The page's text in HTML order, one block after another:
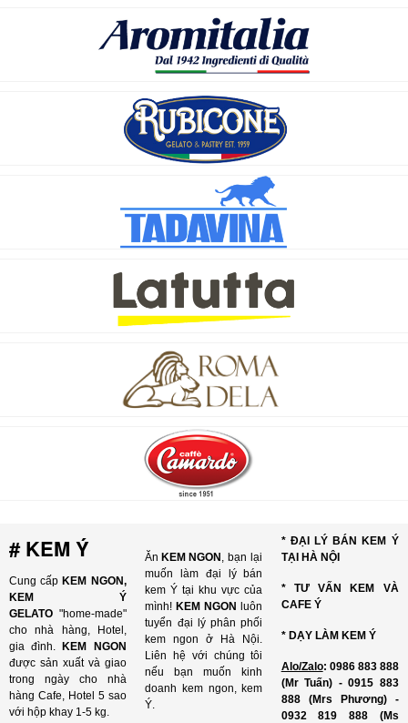
# KEM Ý
Cung cấp KEM NGON,
KEM Ý
GELATO "home-made"
cho nhà hàng, Hotel,
gia đình. KEM NGON
được sản xuất và giao
trong ngày cho nhà
hàng Cafe, Hotel 5 sao
với hộp khay 1-5 kg.
ĂnKEM NGON , bạn lại
muốn làm đại lý bán
kem Ý tại khu vực của
mình!KEM NGON luôn
tuyển đại lý phân phối
kem ngon ở Hà Nội.
Liên hệ với chúng tôi
nếu bạn muốn kinh
doanh kem ngon, kem
Ý.
* ĐẠI LÝ BÁN KEM Ý
TẠI HÀ NỘI
* TƯ VẤN KEM VÀ
CAFE Ý
* DẠY LÀM KEM Ý
Alo/Zalo: 0986 883 888
(Mr Tuấn) - 0915 883
888 (Mrs Phương) -
0932 819 888 (Ms